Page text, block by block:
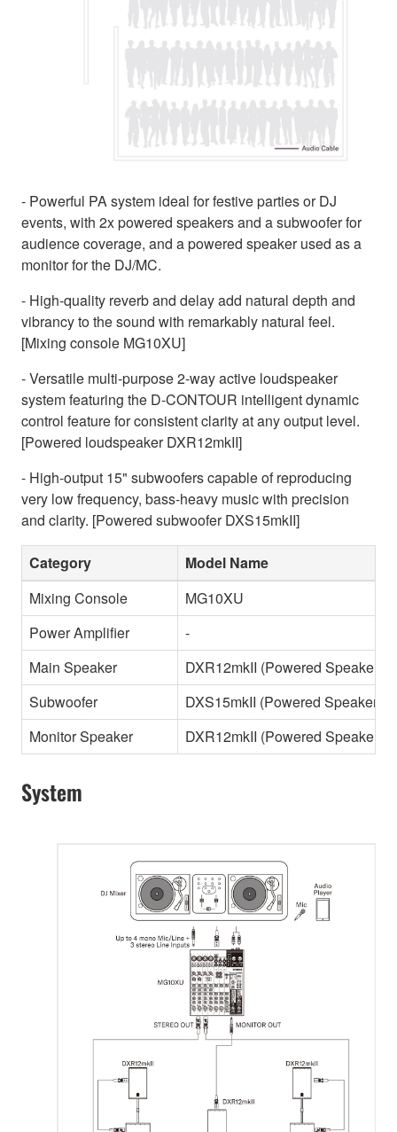
- Powerful PA system ideal for festive parties or DJ
events, with 2x powered speakers and a subwoofer for
audience coverage, and a powered speaker used as a
monitor for the DJ/MC.
- High-quality reverb and delay add natural depth and
vibrancy to the sound with remarkably natural feel.
[Mixing console MG10XU]
- Versatile multi-purpose 2-way active loudspeaker
system featuring the D-CONTOUR intelligent dynamic
control feature for consistent clarity at any output level.
[Powered loudspeaker DXR12mkII]
- High-output 15" subwoofers capable of reproducing
very low frequency, bass-heavy music with precision
and clarity. [Powered subwoofer DXS15mkII]
Category
Model Name
Mixing Console
MG10XU
Power Amplifier
-
Main Speaker
DXR12mkII (Powered Speaker)
Subwoofer
DXS15mkII (Powered Speaker)
Monitor Speaker
DXR12mkII (Powered Speaker)
System